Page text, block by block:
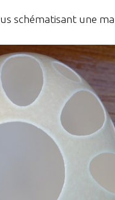
schématisant une